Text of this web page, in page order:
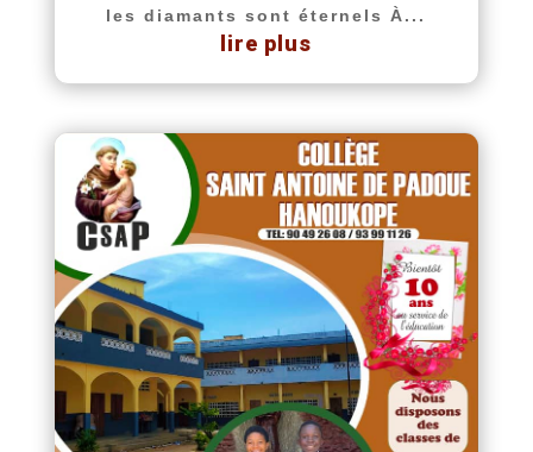
les diamants sont éternels À...
lire plus